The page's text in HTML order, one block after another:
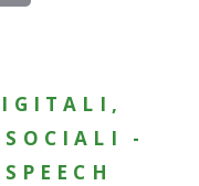
SOCIALI -